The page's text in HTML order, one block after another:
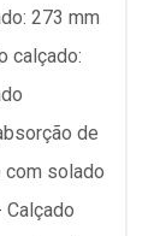
273 mm
calçado:
de
com solado